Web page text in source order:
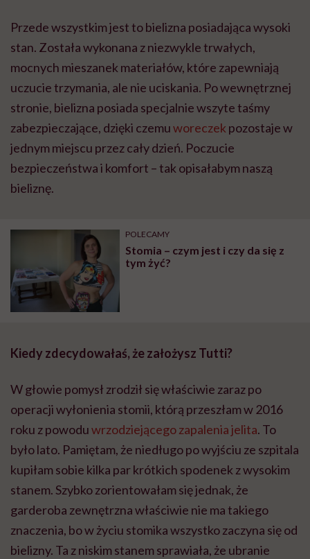
Przede wszystkim jest to bielizna posiadająca wysoki
stan. Została wykonana z niezwykle trwałych,
mocnych mieszanek materiałów, które zapewniają
uczucie trzymania, ale nie uciskania. Po wewnętrznej
stronie, bielizna posiada specjalnie wszyte taśmy
zabezpieczające, dzięki czemuworeczek pozostaje w
jednym miejscu przez cały dzień. Poczucie
bezpieczeństwa i komfort – tak opisałabym naszą
bieliznę.
POLECAMY
Stomia – czym jest i czy da się z
tym żyć?
Kiedy zdecydowałaś, że założysz Tutti?
W głowie pomysł zrodził się właściwie zaraz po
operacji wyłonienia stomii, którą przeszłam w 2016
roku z powoduwrzodziejącego zapalenia jelita. To
było lato. Pamiętam, że niedługo po wyjściu ze szpitala
kupiłam sobie kilka par krótkich spodenek z wysokim
stanem. Szybko zorientowałam się jednak, że
garderoba zewnętrzna właściwie nie ma takiego
znaczenia, bo w życiu stomika wszystko zaczyna się od
bielizny. Ta z niskim stanem sprawiała, że ubranie